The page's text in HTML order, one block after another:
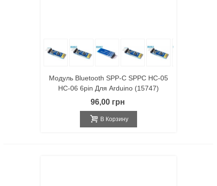
Модуль Bluetooth SPP-C SPPC HC-05
HC-06 6pin Для Arduino (15747)
96,00 грн
В Корзину